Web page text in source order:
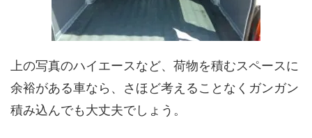
上の写真のハイエースなど、荷物を積むスペースに
余裕がある車なら、さほど考えることなくガンガン
積み込んでも大丈夫でしょう。